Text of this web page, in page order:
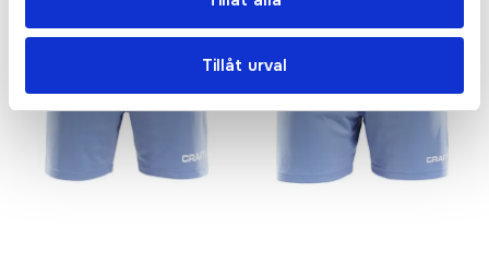
Tillåt urval